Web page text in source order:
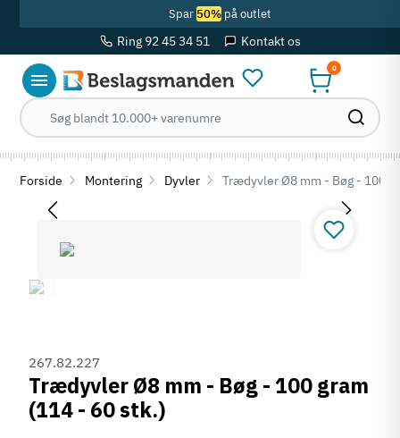
Spar 50%på outlet
Ring 92 45 34 51 Kontakt os
0
Forside Montering Dyvler Trædyvler Ø8 mm - Bøg - 100
267.82.227
Trædyvler Ø8 mm - Bøg - 100 gram
(114 - 60 stk.)